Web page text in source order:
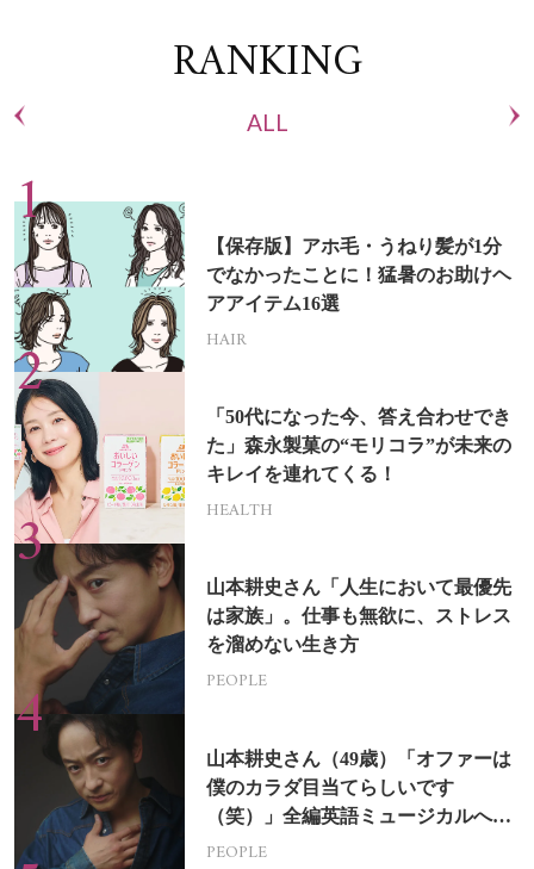
RANKING
ALL
【保存版】アホ毛・うねり髪が1分
でなかったことに！猛暑のお助けヘ
アアイテム16選
HAIR
「50代になった今、答え合わせでき
た」森永製菓の“モリコラ”が未来の
キレイを連れてくる！
HEALTH
山本耕史さん「人生において最優先
は家族」。仕事も無欲に、ストレス
を溜めない生き方
PEOPLE
山本耕史さん（49歳）「オファーは
僕のカラダ目当てらしいです
（笑）」全編英語ミュージカルへの
挑戦
PEOPLE